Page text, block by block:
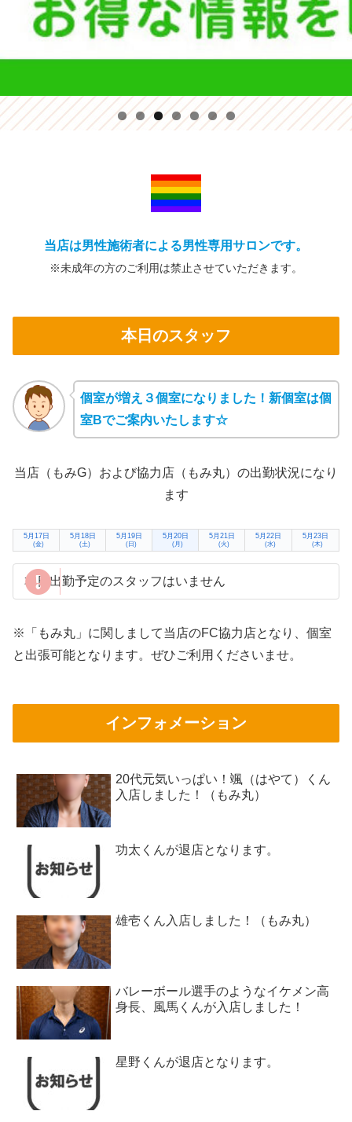
当店は男性施術者による男性専用サロンです。
※未成年の方のご利用は禁止させていただきます。
本日のスタッフ
個室が増え３個室になりました！新個室は個
室Bでご案内いたします☆
当店（もみG）および協力店（もみ丸）の出勤状況になり
ます
5月17日
(金)
5月18日
(土)
5月19日
(日)
5月20日
(月)
5月21日
(火)
5月22日
(水)
5月23日
(木)
本日出勤予定のスタッフはいません
※「もみ丸」に関しまして当店のFC協力店となり、個室
と出張可能となります。ぜひご利用くださいませ。
インフォメーション
20代元気いっぱい！颯（はやて）くん
入店しました！（もみ丸）
功太くんが退店となります。
雄壱くん入店しました！（もみ丸）
バレーボール選手のようなイケメン高
身長、風馬くんが入店しました！
星野くんが退店となります。